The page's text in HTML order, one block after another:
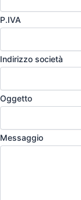
P.IVA
Indirizzo società
Oggetto
Messaggio